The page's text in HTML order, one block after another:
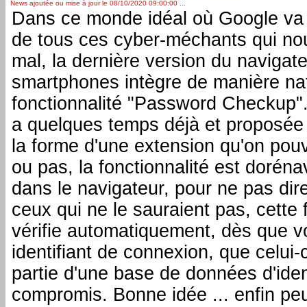
News ajoutée ou mise à jour le 08/10/2020 09:00:00 ...
Dans ce monde idéal où Google
de tous ces cyber-méchants qui
mal, la dernière version du
smartphones intègre de manière
fonctionnalité "Password
a quelques temps déjà et
la forme d'une extension qu'on
ou pas, la fonctionnalité est
dans le navigateur, pour ne pas
ceux qui ne le sauraient pas, cette
vérifie automatiquement, dès que
identifiant de connexion, que
partie d'une base de données
compromis. Bonne idée ... enfin